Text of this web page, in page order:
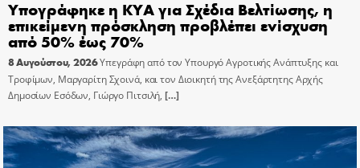
Υπογράφηκε η ΚΥΑ για Σχέδια Βελτίωσης, η
επικείμενη πρόσκληση προβλέπει ενίσχυση
από 50% έως 70%
8 Αυγούστου, 2026Υπεγράφη από τον Υπουργό Αγροτικής Ανάπτυξης και
Τροφίμων, Μαργαρίτη Σχοινά, και τον Διοικητή της Ανεξάρτητης Αρχής
Δημοσίων Εσόδων, Γιώργο Πιτσιλή, […]